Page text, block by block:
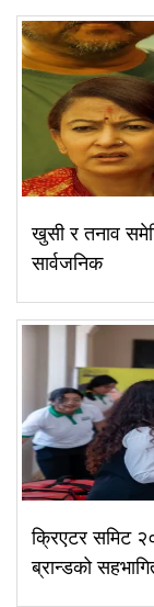
खुसी र तनाव
सार्वजनिक
क्रिएटर समिट
ब्रान्डको